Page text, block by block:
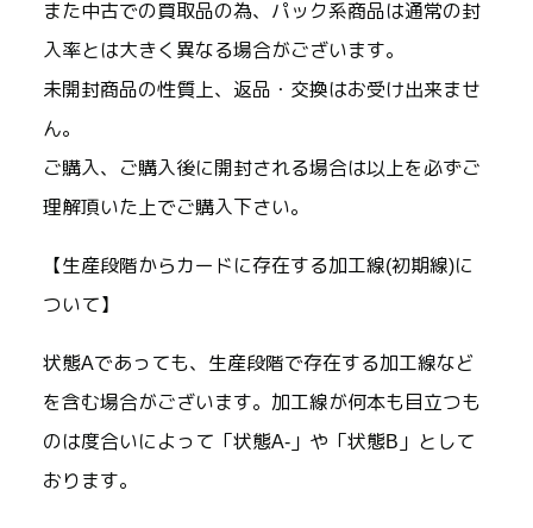
また中古での買取品の為、パック系商品は通常の封
入率とは大きく異なる場合がございます。
未開封商品の性質上、返品・交換はお受け出来ませ
ん。
ご購入、ご購入後に開封される場合は以上を必ずご
理解頂いた上でご購入下さい。
【生産段階からカードに存在する加工線(初期線)に
ついて】
状態Aであっても、生産段階で存在する加工線など
を含む場合がございます。加工線が何本も目立つも
のは度合いによって「状態A-」や「状態B」として
おります。